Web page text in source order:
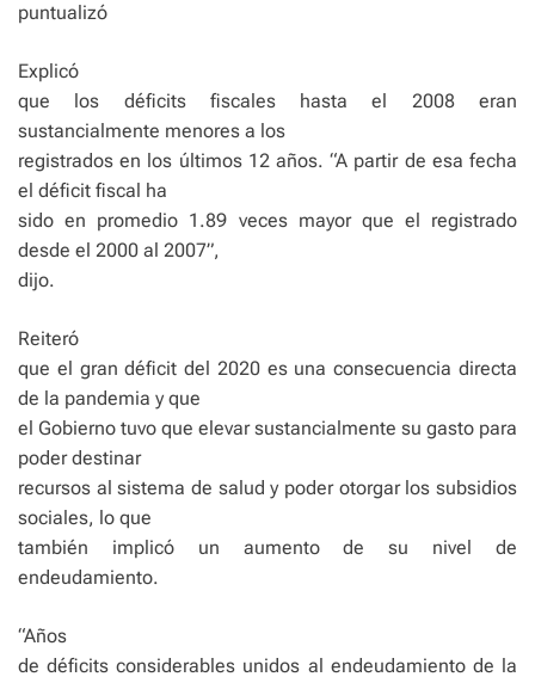
puntualizó
Explicó
que los déficits fiscales hasta el 2008 eran
sustancialmente menores a los
registrados en los últimos 12 años. “A partir de esa fecha
el déficit fiscal ha
sido en promedio 1.89 veces mayor que el registrado
desde el 2000 al 2007”,
dijo.
Reiteró
que el gran déficit del 2020 es una consecuencia directa
de la pandemia y que
el Gobierno tuvo que elevar sustancialmente su gasto para
poder destinar
recursos al sistema de salud y poder otorgar los subsidios
sociales, lo que
también implicó un aumento de su nivel de
endeudamiento.
“Años
de déficits considerables unidos al endeudamiento de la